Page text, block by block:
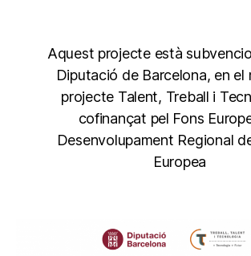
Aquest projecte està
Diputació de Barcelona, en el
projecte Talent, Treball i
cofinançat pel Fons
Desenvolupament Regional
Europea